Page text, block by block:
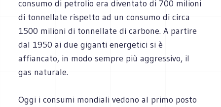
consumo di petrolio era diventato di 700 milioni
di tonnellate rispetto ad un consumo di circa
1500 milioni di tonnellate di carbone. A partire
dal 1950 ai due giganti energetici si è
affiancato, in modo sempre più aggressivo, il
gas naturale.
Oggi i consumi mondiali vedono al primo posto